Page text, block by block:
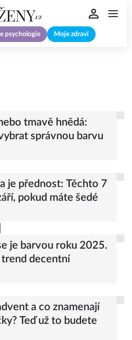
psychologie Moje zdraví
tmavě hnědá:
správnou barvu
je přednost: Těchto 7
pokud máte šedé
je barvou roku 2025.
decentní
a co znamenají
Teď už to budete